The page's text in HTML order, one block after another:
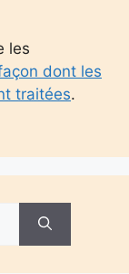
les
dont les
traitées.